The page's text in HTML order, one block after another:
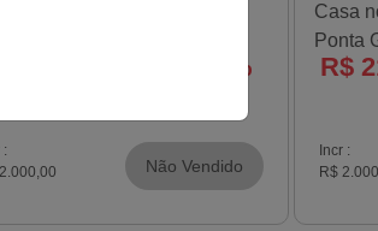
182.000,00 + 5,00%
:
Não Vendido
Casa
Ponta
R$
Incr :
R$